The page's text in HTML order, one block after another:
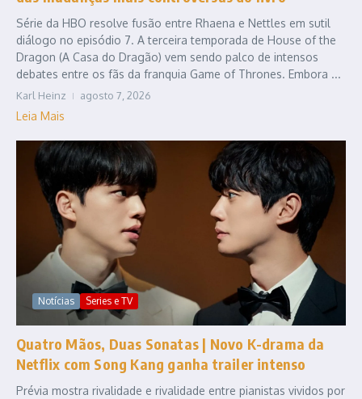
Série da HBO resolve fusão entre Rhaena e Nettles em sutil
diálogo no episódio 7. A terceira temporada de House of the
Dragon (A Casa do Dragão) vem sendo palco de intensos
debates entre os fãs da franquia Game of Thrones. Embora ...
Karl Heinz agosto 7, 2026
Leia Mais
Notícias Series e TV
Quatro Mãos, Duas Sonatas | Novo K-drama da
Netflix com Song Kang ganha trailer intenso
Prévia mostra rivalidade e rivalidade entre pianistas vividos por